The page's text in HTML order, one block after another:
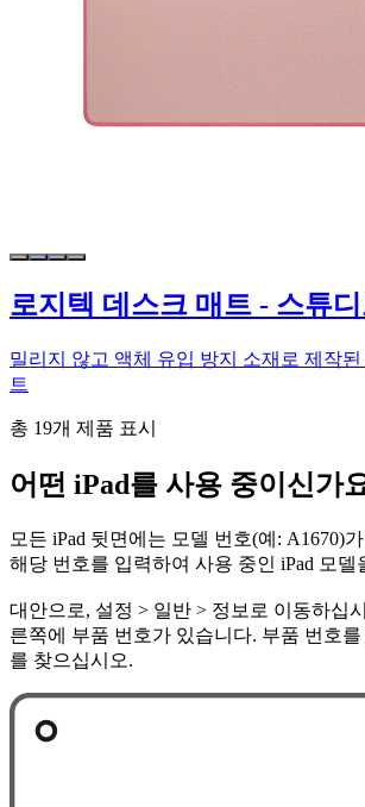
로지텍 데스크 매트 - 스튜
밀리지 않고 액체 유입 방지 소재로 제작
트
총 19개 제품 표시
어떤 iPad를 사용 중이신가
모든 iPad 뒷면에는 모델 번호(예: A1670)
해당 번호를 입력하여 사용 중인 iPad 모델
대안으로, 설정 > 일반 > 정보로 이동하십
른쪽에 부품 번호가 있습니다. 부품 번호
를 찾으십시오.